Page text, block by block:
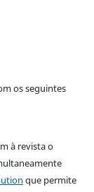
os seguintes
à revista o
que permite